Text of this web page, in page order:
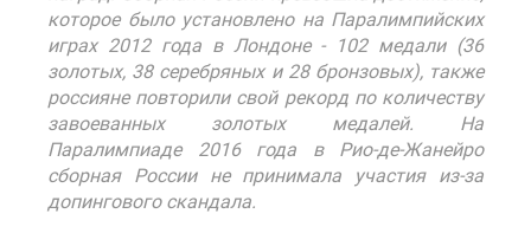
которое было установлено на Паралимпийских
играх 2012 года в Лондоне - 102 медали (36
золотых, 38 серебряных и 28 бронзовых), также
россияне повторили свой рекорд по количеству
завоеванных золотых медалей. На
Паралимпиаде 2016 года в Рио-де-Жанейро
сборная России не принимала участия из-за
допингового скандала.